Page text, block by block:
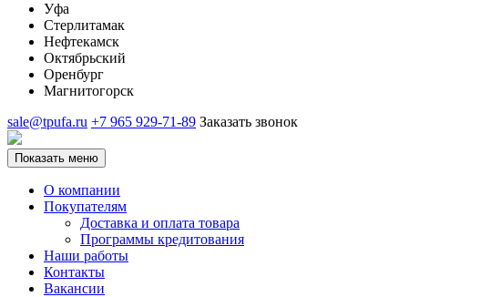
Уфа
Стерлитамак
Нефтекамск
Октябрьский
Оренбург
Магнитогорск
sale@tpufa.ru +7 965 929-71-89 Заказать звонок
Показать меню
О компании
Покупателям
Доставка и оплата товара
Программы кредитования
Наши работы
Контакты
Вакансии